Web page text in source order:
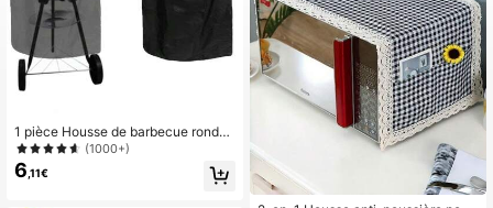
1 pièce Housse de barbecue ronde i
mperméable, protecteur anti-poussi
ère pour tous les temps pour barbec
ue à gaz, au charbon de bois, électr
(1000+)
6 ,11€